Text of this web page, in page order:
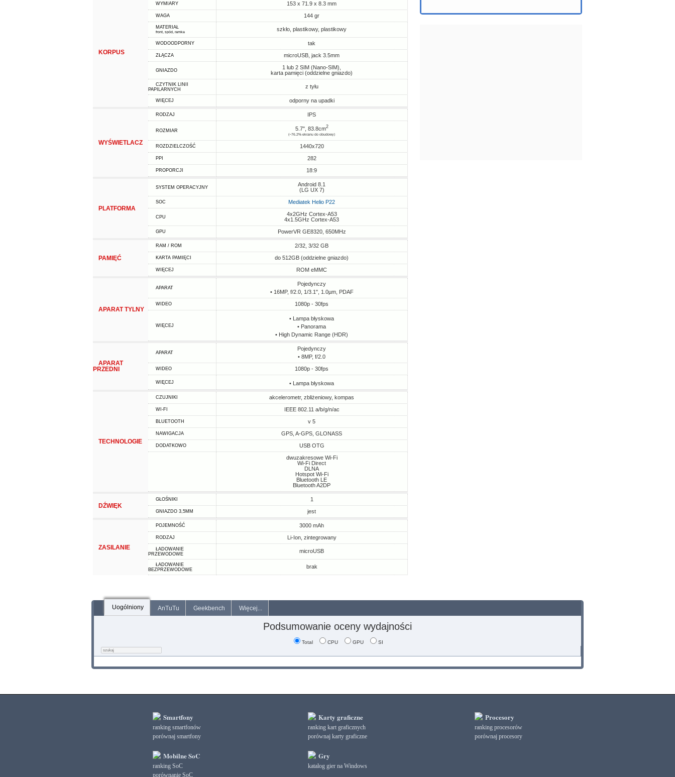
KORPUS
WYMIARY 153 x 71.9 x 8.3 mm
WAGA 144 gr
MATERIAŁ
front, spód, ramka szkło, plastikowy, plastikowy
WODOODPORNY tak
ZŁĄCZA microUSB, jack 3.5mm
GNIAZDO
1 lub 2 SIM (Nano-SIM),
karta pamięci (oddzielne gniazdo)
CZYTNIK LINII
PAPILARNYCH
z tyłu
WIĘCEJ odporny na upadki
WYŚWIETLACZ
RODZAJ IPS
ROZMIAR 5.7", 83.8cm2
(~76.2% ekranu do obudowy)
ROZDZIELCZOŚĆ 1440x720
PPI 282
PROPORCJI 18:9
PLATFORMA
SYSTEM OPERACYJNY
Android 8.1
(LG UX 7)
SOC Mediatek Helio P22
CPU
4x2GHz Cortex-A53
4x1.5GHz Cortex-A53
GPU PowerVR GE8320, 650MHz
PAMIĘĆ
RAM / ROM 2/32, 3/32 GB
KARTA PAMIĘCI do 512GB (oddzielne gniazdo)
WIĘCEJ ROM eMMC
APARAT TYLNY
APARAT
Pojedynczy
• 16MP, f/2.0, 1/3.1", 1.0µm, PDAF
WIDEO 1080p - 30fps
WIĘCEJ
• Lampa błyskowa
• Panorama
• High Dynamic Range (HDR)
APARAT
PRZEDNI
APARAT
Pojedynczy
• 8MP, f/2.0
WIDEO 1080p - 30fps
WIĘCEJ • Lampa błyskowa
TECHNOLOGIE
CZUJNIKI akcelerometr, zbliżeniowy, kompas
WI-FI IEEE 802.11 a/b/g/n/ac
BLUETOOTH v 5
NAWIGACJA GPS, A-GPS, GLONASS
DODATKOWO
USB OTG
dwuzakresowe Wi-Fi
Wi-Fi Direct
DLNA
Hotspot Wi-Fi
Bluetooth LE
Bluetooth A2DP
DŹWIĘK
GŁOŚNIKI 1
GNIAZDO 3,5MM jest
ZASILANIE
POJEMNOŚĆ 3000 mAh
RODZAJ Li-Ion, zintegrowany
ŁADOWANIE
PRZEWODOWE
microUSB
ŁADOWANIE
BEZPRZEWODOWE
brak
Uogólniony AnTuTu Geekbench Więcej...
Podsumowanie oceny wydajności
Total CPU GPU SI
Smartfony
ranking smartfonów
porównaj smartfony
Mobilne SoC
ranking SoC
porównanie SoC
Karty graficzne
ranking kart graficznych
porównaj karty graficzne
Gry
katalog gier na Windows
Procesory
ranking procesorów
porównaj procesory